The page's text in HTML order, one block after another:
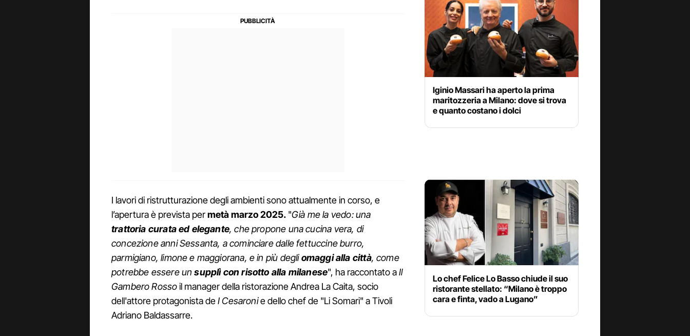
I lavori di ristrutturazione degli ambienti sono attualmente in corso, e
l’apertura è prevista permetà marzo 2025. "Già me la vedo: una
trattoria curata ed elegante, che propone una cucina vera, di
concezione anni Sessanta, a cominciare dalle fettuccine burro,
parmigiano, limone e maggiorana, e in più degliomaggi alla città, come
potrebbe essere unsupplì con risotto alla milanese", ha raccontato aIl
Gambero Rossoil manager della ristorazione Andrea La Caita, socio
dell'attore protagonista deI Cesaronie dello chef de "Li Somari" a Tivoli
Adriano Baldassarre.
Iginio Massari ha aperto la prima
maritozzeria a Milano: dove si trova
e quanto costano i dolci
Lo chef Felice Lo Basso chiude il suo
ristorante stellato: “Milano è troppo
cara e finta, vado a Lugano”